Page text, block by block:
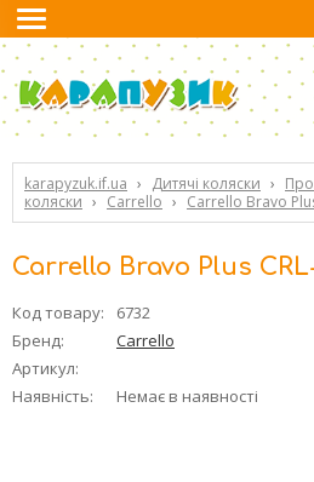
karapyzuk.if.ua › Дитячі коляски ›
коляски › Carrello › Carrello Bravo
Carrello Bravo Plus
Код товару:
6732
Бренд:
Carrello
Артикул:
Наявність:
Немає в наявності